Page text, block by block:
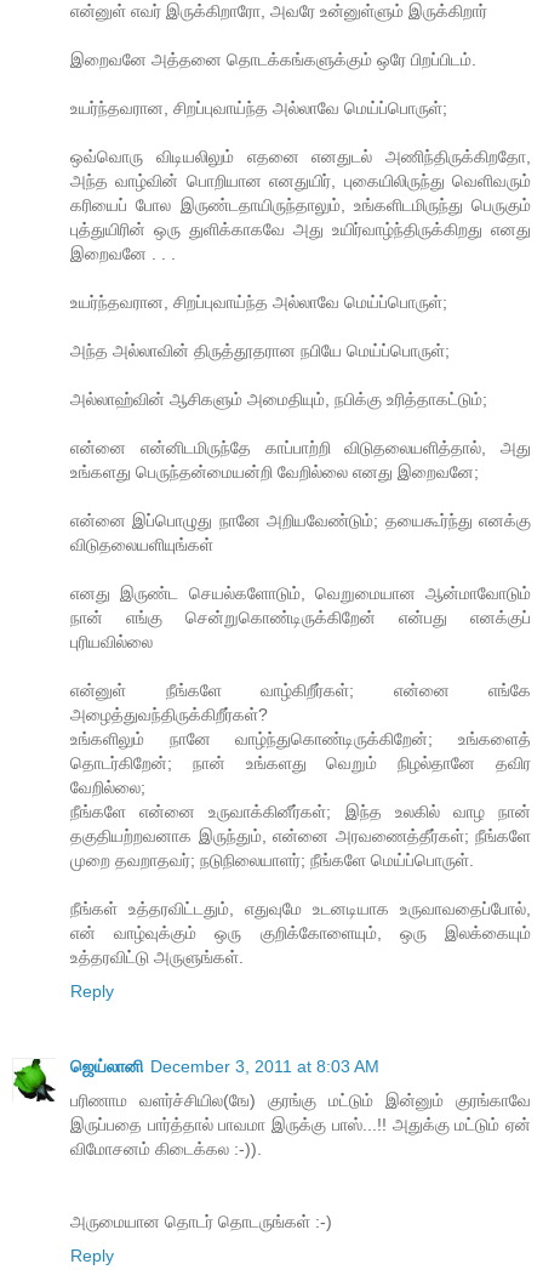
என்னுள் எவர் இருக்கிறாரோ, அவரே உன்னுள்ளும் இருக்கிறார்
இறைவனே அத்தனை தொடக்கங்களுக்கும் ஒரே பிறப்பிடம்.
உயர்ந்தவரான, சிறப்புவாய்ந்த அல்லாவே மெய்ப்பொருள்;
ஒவ்வொரு விடியலிலும் எதனை எனதுடல் அணிந்திருக்கிறதோ,
அந்த வாழ்வின் பொறியான எனதுயிர், புகையிலிருந்து வெளிவரும்
கரியைப் போல இருண்டதாயிருந்தாலும், உங்களிடமிருந்து பெருகும்
புத்துயிரின் ஒரு துளிக்காகவே அது உயிர்வாழ்ந்திருக்கிறது எனது
இறைவனே . . .
உயர்ந்தவரான, சிறப்புவாய்ந்த அல்லாவே மெய்ப்பொருள்;
அந்த அல்லாவின் திருத்தூதரான நபியே மெய்ப்பொருள்;
அல்லாஹ்வின் ஆசிகளும் அமைதியும், நபிக்கு உரித்தாகட்டும்;
என்னை என்னிடமிருந்தே காப்பாற்றி விடுதலையளித்தால், அது
உங்களது பெருந்தன்மையன்றி வேறில்லை எனது இறைவனே;
என்னை இப்பொழுது நானே அறியவேண்டும்; தயைகூர்ந்து எனக்கு
விடுதலையளியுங்கள்
எனது இருண்ட செயல்களோடும், வெறுமையான ஆன்மாவோடும்
நான் எங்கு சென்றுகொண்டிருக்கிறேன் என்பது எனக்குப்
புரியவில்லை
என்னுள் நீங்களே வாழ்கிறீர்கள்; என்னை எங்கே
அழைத்துவந்திருக்கிறீர்கள்?
உங்களிலும் நானே வாழ்ந்துகொண்டிருக்கிறேன்; உங்களைத்
தொடர்கிறேன்; நான் உங்களது வெறும் நிழல்தானே தவிர
வேறில்லை;
நீங்களே என்னை உருவாக்கினீர்கள்; இந்த உலகில் வாழ நான்
தகுதியற்றவனாக இருந்தும், என்னை அரவணைத்தீர்கள்; நீங்களே
முறை தவறாதவர்; நடுநிலையாளர்; நீங்களே மெய்ப்பொருள்.
நீங்கள் உத்தரவிட்டதும், எதுவுமே உடனடியாக உருவாவதைப்போல்,
என் வாழ்வுக்கும் ஒரு குறிக்கோளையும், ஒரு இலக்கையும்
உத்தரவிட்டு அருளுங்கள்.
Reply
ஜெய்லானி December 3, 2011 at 8:03 AM
பரிணாம வளர்ச்சியில(ஙே) குரங்கு மட்டும் இன்னும் குரங்காவே
இருப்பதை பார்த்தால் பாவமா இருக்கு பாஸ்...!! அதுக்கு மட்டும் ஏன்
விமோசனம் கிடைக்கல :-)).
அருமையான தொடர் தொடருங்கள் :-)
Reply